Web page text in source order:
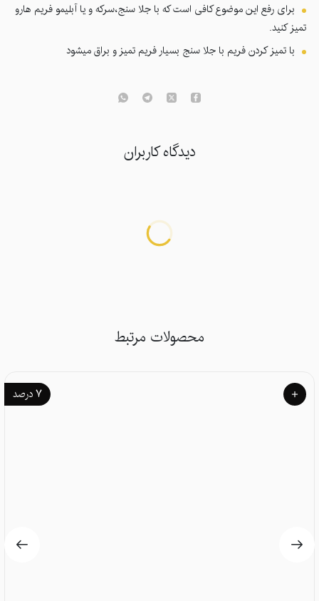
برای رفع این موضوع کافی است که با جلا سنج،سرکه و یا آبلیمو فریم هارو
تمیز کنید.
با تمیز کردن فریم با جلا سنج بسیار فریم تمیز و براق میشود
دیدگاه کاربران
محصولات مرتبط
۷درصد